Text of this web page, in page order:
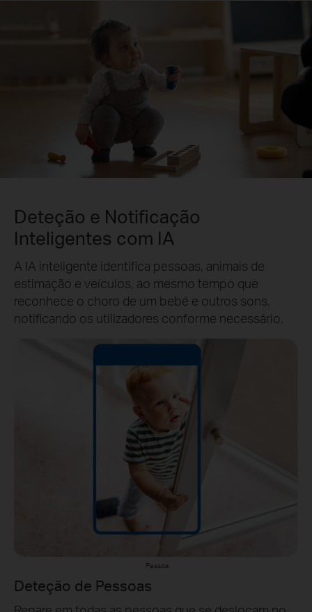
Deteção e Notificação
Inteligentes com IA
A IA inteligente identifica pessoas, animais de
estimação e veículos, ao mesmo tempo que
reconhece o choro de um bebé e outros sons,
notificando os utilizadores conforme necessário.
Pessoa
Deteção de Pessoas